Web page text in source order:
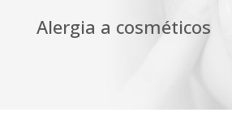
Alergia a cosméticos